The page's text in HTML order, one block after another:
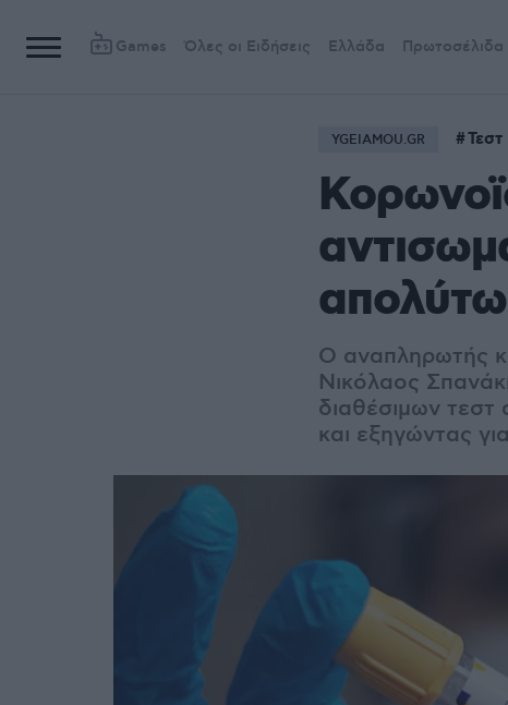
Games Όλες οι Ειδήσεις Ελλάδα Πρωτοσέλιδα
YGEIAMOU.GR
O αναπληρωτής
Νικόλαος
διαθέσιμων τεστ
και εξηγώντας